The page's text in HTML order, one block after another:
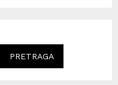
PRETRAGA